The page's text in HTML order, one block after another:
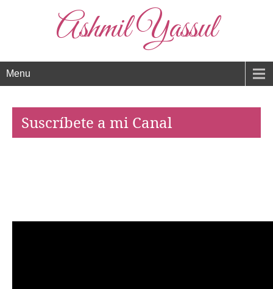
Ashmil Yassul
Menu
Suscríbete a mi Canal